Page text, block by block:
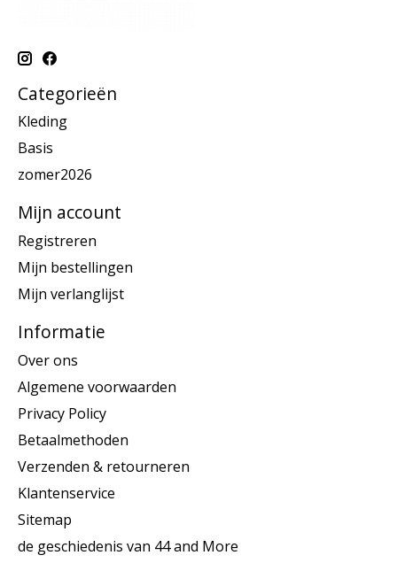
Categorieën
Kleding
Basis
zomer2026
Mijn account
Registreren
Mijn bestellingen
Mijn verlanglijst
Informatie
Over ons
Algemene voorwaarden
Privacy Policy
Betaalmethoden
Verzenden & retourneren
Klantenservice
Sitemap
de geschiedenis van 44 and More